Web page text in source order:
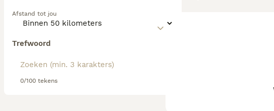
Afstand tot jou
Trefwoord
0/100 tekens